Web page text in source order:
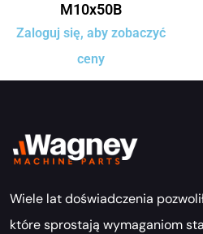
M10x50B
Zaloguj się, aby zobaczyć
ceny
Wiele lat doświadczenia
które sprostają wymaganiom